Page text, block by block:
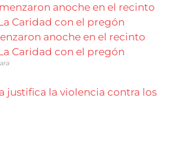
anoche en el recinto
Caridad con el pregón